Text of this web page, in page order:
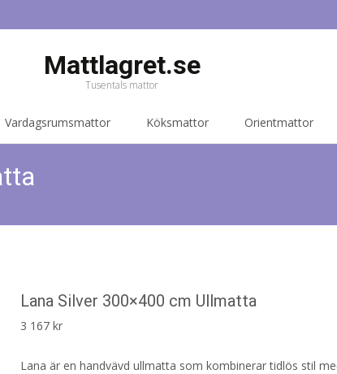
Mattlagret.se
Tusentals mattor
Vardagsrumsmattor Köksmattor Orientmattor
Lana Silver 300×400 cm Ullmatta
3 167kr
Lana är en handvävd ullmatta som kombinerar tidlös stil